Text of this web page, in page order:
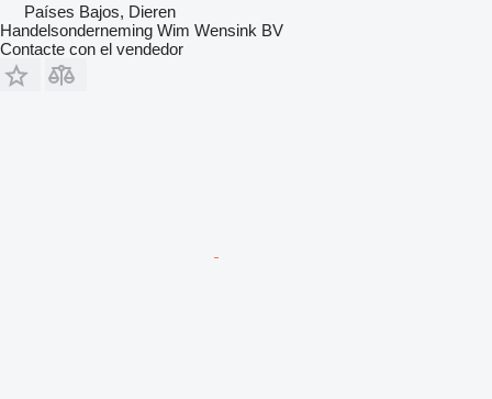
Países Bajos, Dieren
Handelsonderneming Wim Wensink BV
Contacte con el vendedor